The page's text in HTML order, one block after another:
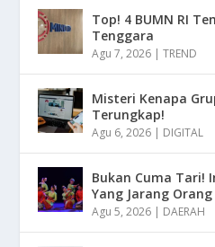
Top! 4 BUMN RI
Tenggara
Agu 7, 2026 |TREND
Misteri Kenapa
Terungkap!
Agu 6, 2026 | DIGITAL
Bukan Cuma Tari!
Yang Jarang
Agu 5, 2026 | DAERAH